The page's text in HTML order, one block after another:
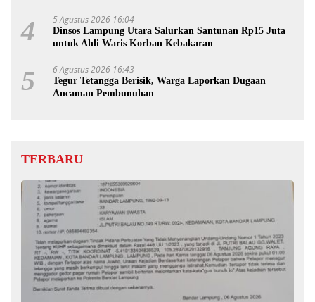
4 5 Agustus 2026 16:04
Dinsos Lampung Utara Salurkan Santunan Rp15 Juta
untuk Ahli Waris Korban Kebakaran
5 6 Agustus 2026 16:43
Tegur Tetangga Berisik, Warga Laporkan Dugaan
Ancaman Pembunuhan
TERBARU